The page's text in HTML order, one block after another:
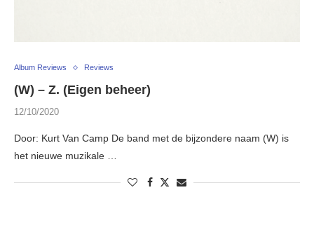
Album Reviews Reviews
(W) – Z. (Eigen beheer)
12/10/2020
Door: Kurt Van Camp De band met de bijzondere naam (W) is
het nieuwe muzikale …